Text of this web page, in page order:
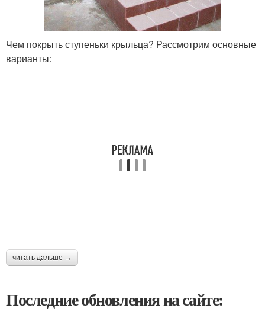
Чем покрыть ступеньки крыльца? Рассмотрим основные
варианты:
читать дальше →
Последние обновления на сайте: